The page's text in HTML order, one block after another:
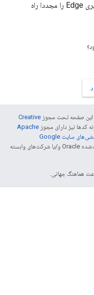
رابط کاربری Edge را مجددا راه
این صفحه تحت مجوز Creative
کدها نیز دارای مجوز Apache
خطمشی‌های سایت Google
مراجعه کنید. جاوا علامت تجاری ثبت‌شده Oracle و/یا شرکت‌های وابسته